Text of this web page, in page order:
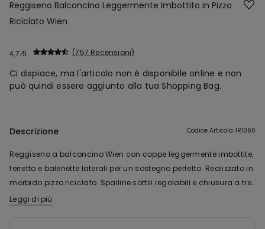
Reggiseno Balconcino Leggermente Imbottito in Pizzo
Riciclato Wien
4,7 757 Recensioni
Ci dispiace, ma l'articolo non è disponibile online e non
può quindi essere aggiunto alla tua Shopping Bag.
Descrizione Codice Articolo: 1RI060
Reggiseno a balconcino Wien con coppe leggermente imbottite,
ferretto e balenette laterali per un sostegno perfetto. Realizzato in
morbido pizzo riciclato. Spalline sottili regolabili e chiusura a tre
gancetti con quattro posizioni.
La poliammide del pizzo di questo prodotto è realizzata con
Leggi di più